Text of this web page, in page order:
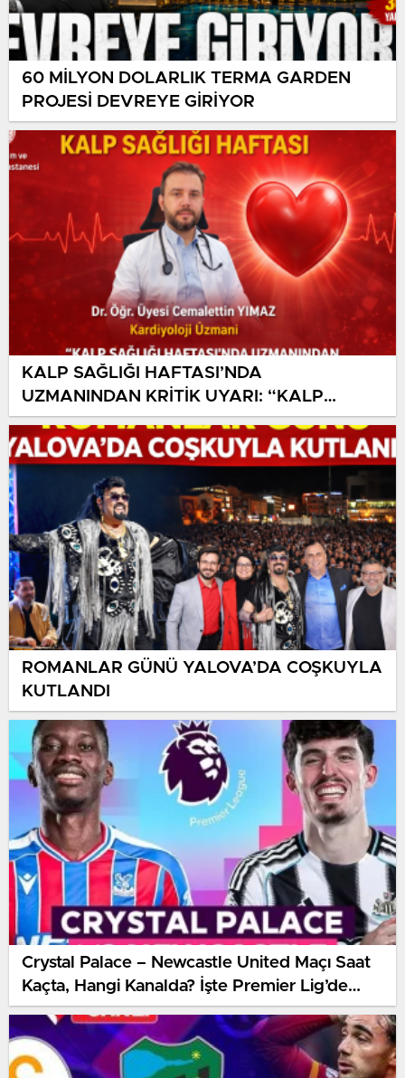
60 MİLYON DOLARLIK TERMA GARDEN
PROJESİ DEVREYE GİRİYOR
KALP SAĞLIĞI HAFTASI’NDA
UZMANINDAN KRİTİK UYARI: “KALP
HASTALIKLARI ÖNLENEBİLİR”
ROMANLAR GÜNÜ YALOVA’DA COŞKUYLA
KUTLANDI
Crystal Palace – Newcastle United Maçı Saat
Kaçta, Hangi Kanalda? İşte Premier Lig’de
Haftanın Kritik Randevusu